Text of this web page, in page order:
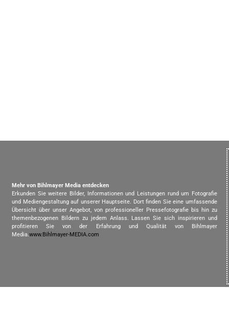
Mehr von Bihlmayer Media entdecken
Erkunden Sie weitere Bilder, Informationen und Leistungen rund um Fotografie
und Mediengestaltung auf unserer Hauptseite. Dort finden Sie eine umfassende
Übersicht über unser Angebot, von professioneller Pressefotografie bis hin zu
themenbezogenen Bildern zu jedem Anlass. Lassen Sie sich inspirieren und
profitieren Sie von der Erfahrung und Qualität von Bihlmayer
Media.www.Bihlmayer-MEDIA.com